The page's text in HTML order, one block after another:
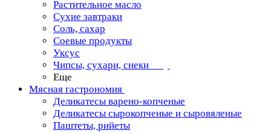
Растительное масло
Сухие завтраки
Соль, сахар
Соевые продукты
Уксус
Чипсы, сухари, снеки
Еще
Мясная гастрономия
Деликатесы варено-копченые
Деликатесы сырокопченые и сыровяленые
Паштеты, рийеты